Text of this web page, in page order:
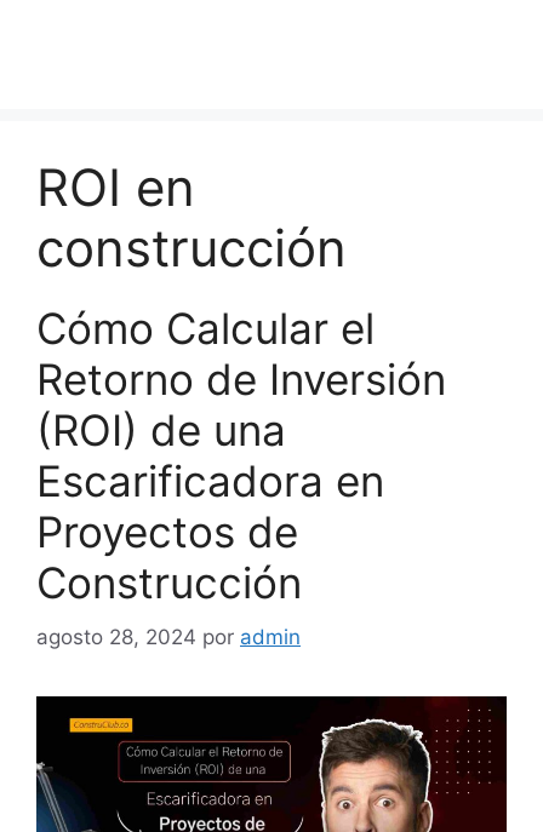
ROI en
construcción
Cómo Calcular el
Retorno de Inversión
(ROI) de una
Escarificadora en
Proyectos de
Construcción
agosto 28, 2024 por admin